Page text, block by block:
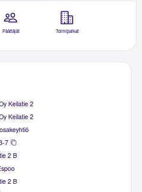
Päättäjät Toimipaikat
Keilatie 2
Keilatie 2
7
2 B
2 B